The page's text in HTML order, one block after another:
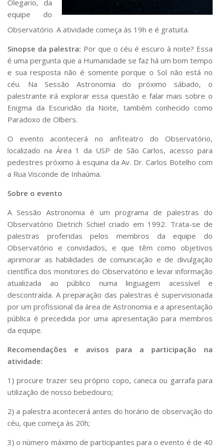
Serviços
Bibliotecas
Apoio ao Estudante
RH, Administrativo e Financeiro
Outros serviços
Comunicação
Assessorias e Mídias
Aplicativos e Sites
Jornal da USP
Agenda de Eventos
Olegario, da
equipe do
Observatório. A atividade começa às 19h e é gratuita.
Sinopse da palestra: Por que o céu é escuro à noite? Essa
é uma pergunta que a Humanidade se faz há um bom tempo
e sua resposta não é somente porque o Sol não está no
céu. Na Sessão Astronomia do próximo sábado, o
palestrante irá explorar essa questão e falar mais sobre o
Enigma da Escuridão da Noite, também conhecido como
Paradoxo de Olbers.
O evento acontecerá no anfiteatro do Observatório,
localizado na Área 1 da USP de São Carlos, acesso para
pedestres próximo à esquina da Av. Dr. Carlos Botelho com
a Rua Visconde de Inhaúma.
Sobre o evento
A Sessão Astronomia é um programa de palestras do
Observatório Dietrich Schiel criado em 1992. Trata-se de
palestras proferidas pelos membros da equipe do
Observatório e convidados, e que têm como objetivos
aprimorar as habilidades de comunicação e de divulgação
científica dos monitores do Observatório e levar informação
atualizada ao público numa linguagem acessível e
descontraída. A preparação das palestras é supervisionada
por um profissional da área de Astronomia e a apresentação
pública é precedida por uma apresentação para membros
da equipe.
Recomendações e avisos para a participação na
atividade:
1) procure trazer seu próprio copo, caneca ou garrafa para
utilização de nosso bebedouro;
2) a palestra acontecerá antes do horário de observação do
céu, que começa às 20h;
3) o número máximo de participantes para o evento é de 40